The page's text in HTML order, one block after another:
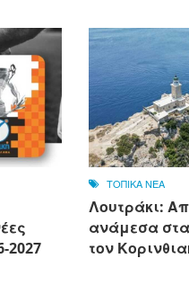
2027
ΤΟΠΙΚΑ ΝΕΑ
Λουτράκι:
ανάμεσα
τον